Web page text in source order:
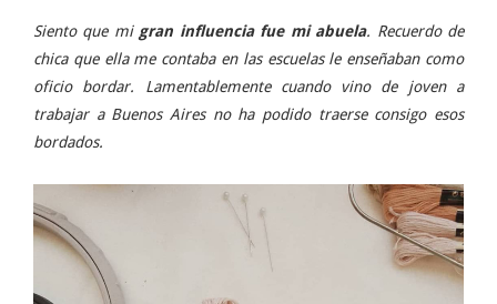
Siento que mi gran influencia fue mi abuela. Recuerdo de
chica que ella me contaba en las escuelas le enseñaban como
oficio bordar. Lamentablemente cuando vino de joven a
trabajar a Buenos Aires no ha podido traerse consigo esos
bordados.